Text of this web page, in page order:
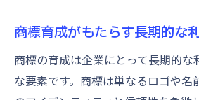
商標育成がもたらす長期的な
商標の育成は企業にとって長期的
な要素です。商標は単なるロゴや名